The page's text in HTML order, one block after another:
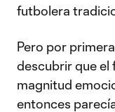
futbolera
Pero por
descubrir que el
magnitud
entonces